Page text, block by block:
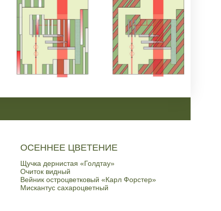
ОСЕННЕЕ ЦВЕТЕНИЕ
Щучка дернистая «Голдтау»
Очиток видный
Вейник остроцветковый «Карл Форстер»
Мискантус сахароцветный